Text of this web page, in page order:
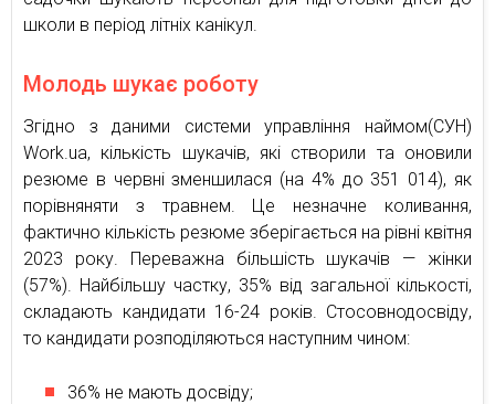
школи в період літніх канікул.
Молодь шукає роботу
Згідно з даними системи управління наймом(СУН)
Work.ua, кількість шукачів, які створили та оновили
резюме в червні зменшилася (на 4% до 351 014), як
порівняняти з травнем. Це незначне коливання,
фактично кількість резюме зберігається на рівні квітня
2023 року. Переважна більшість шукачів — жінки
(57%). Найбільшу частку, 35% від загальної кількості,
складають кандидати 16-24 років. Стосовнодосвіду,
то кандидати розподіляються наступним чином:
36% не мають досвіду;